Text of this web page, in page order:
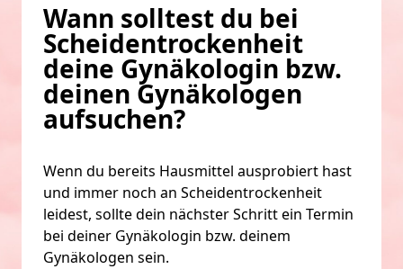
Wann solltest du bei
Scheidentrockenheit
deine Gynäkologin bzw.
deinen Gynäkologen
aufsuchen?
Wenn du bereits Hausmittel ausprobiert hast
und immer noch an Scheidentrockenheit
leidest, sollte dein nächster Schritt ein Termin
bei deiner Gynäkologin bzw. deinem
Gynäkologen sein.